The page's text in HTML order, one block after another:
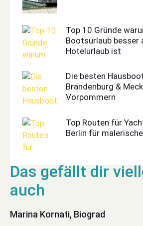
Top 10 Gründe
Bootsurlaub besser
Hotelurlaub ist
Die besten
Brandenburg &
Vorpommern
Top Routen für
Berlin für
Marina Kornati, Biograd